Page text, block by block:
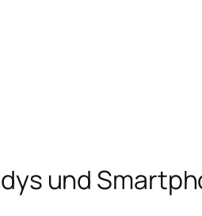
und